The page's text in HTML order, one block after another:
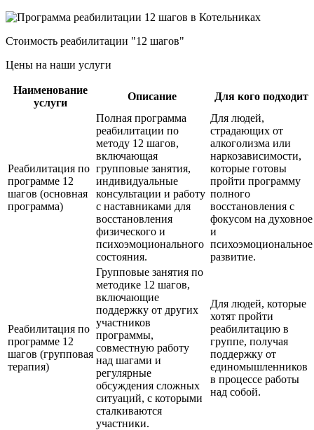
Стоимость реабилитации "12 шагов"
Цены на наши услуги
Наименование
услуги
Описание Для кого подходит
Реабилитация по
программе 12
шагов (основная
программа)
Полная программа
реабилитации по
методу 12 шагов,
включающая
групповые занятия,
индивидуальные
консультации и работу
с наставниками для
восстановления
физического и
психоэмоционального
состояния.
Для людей,
страдающих от
алкоголизма или
наркозависимости,
которые готовы
пройти программу
полного
восстановления с
фокусом на духовное
и
психоэмоциональное
развитие.
Реабилитация по
программе 12
шагов (групповая
терапия)
Групповые занятия по
методике 12 шагов,
включающие
поддержку от других
участников
программы,
совместную работу
над шагами и
регулярные
обсуждения сложных
ситуаций, с которыми
сталкиваются
участники.
Для людей, которые
хотят пройти
реабилитацию в
группе, получая
поддержку от
единомышленников
в процессе работы
над собой.